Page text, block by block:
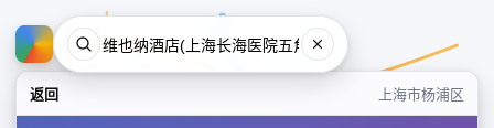
返回 上海市杨浦区